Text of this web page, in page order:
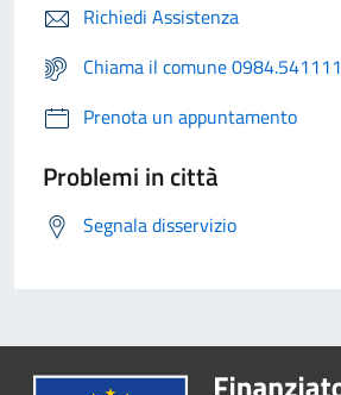
Richiedi Assistenza
Chiama il comune 0984.541111
Prenota un appuntamento
Problemi in città
Segnala disservizio